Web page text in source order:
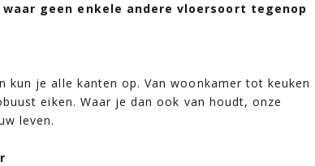
geen enkele andere vloersoort tegenop
kun je alle kanten op. Van woonkamer tot keuken
eiken. Waar je dan ook van houdt, onze
leven.